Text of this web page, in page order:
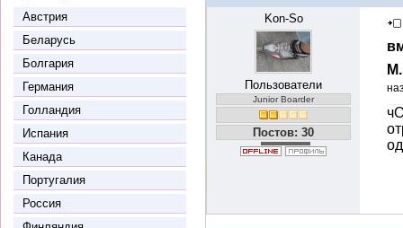
Австрия
Беларусь
Болгария
Германия
Голландия
Испания
Канада
Португалия
Россия
Kon-So
Пользователи
Junior Boarder
Постов: 30